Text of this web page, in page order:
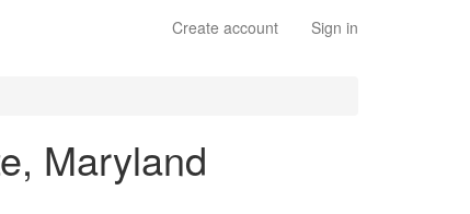
Create account Sign in
Maryland